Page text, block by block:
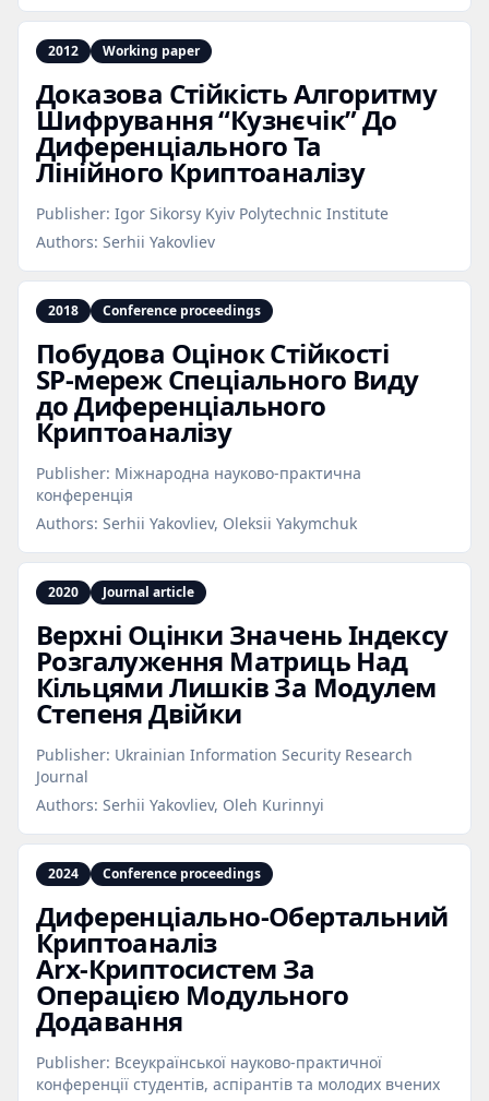
2012 Working paper
Доказова Стiйкiсть Алгоритму
Шифрування “Кузнєчiк” До
Диференцiального Та
Лiнiйного Криптоаналiзу
Publisher: Igor Sikorsy Kyiv Polytechnic Institute
Authors: Serhii Yakovliev
2018 Conference proceedings
Побудова Оцінок Стійкості
SP‑мереж Спеціального Виду
до Диференціального
Криптоаналізу
Publisher: Міжнародна науково-практична
конференція
Authors: Serhii Yakovliev, Oleksii Yakymchuk
2020 Journal article
Верхні Оцінки Значень Індексу
Розгалуження Матриць Над
Кільцями Лишків За Модулем
Степеня Двійки
Publisher: Ukrainian Information Security Research
Journal
Authors: Serhii Yakovliev, Oleh Kurinnyi
2024 Conference proceedings
Диференціально‑Обертальний
Криптоаналіз
Arx‑Криптосистем За
Операцією Модульного
Додавання
Publisher: Всеукраїнської науково-практичної
конференцiї студентiв, аспiрантiв та молодих вчених